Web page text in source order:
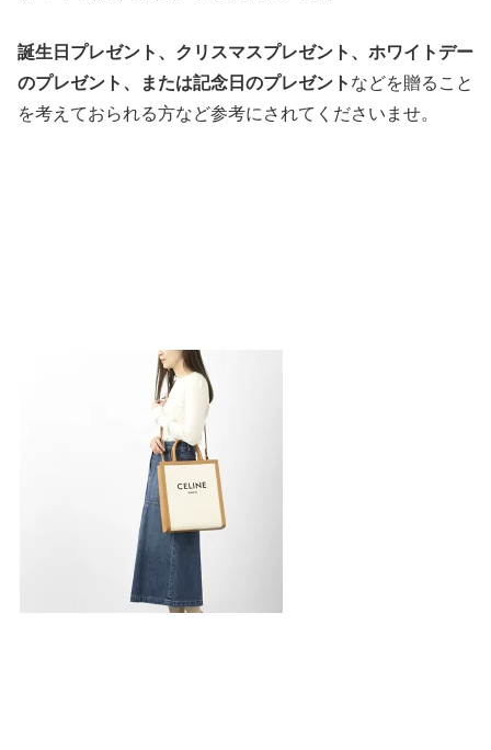
誕生日プレゼント、クリスマスプレゼント、ホワイトデー
のプレゼント、または記念日のプレゼント などを贈ること
を考えておられる方など参考にされてくださいませ。